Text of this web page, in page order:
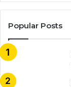
Popular Posts